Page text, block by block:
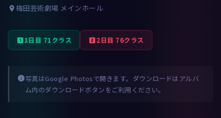
place 梅田芸術劇場 メインホール
looks_one1日目 71クラス looks_two2日目 76クラス
info写真はGoogle Photosで開きます。ダウンロードはアルバ
ム内のダウンロードボタンをご利用ください。